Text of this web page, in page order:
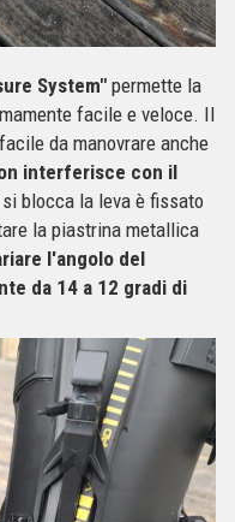
System"permette la
facile e veloce. Il
da manovrare anche
interferisce con il
blocca la leva è fissato
la piastrina metallica
l'angolo del
da 14 a 12 gradi di